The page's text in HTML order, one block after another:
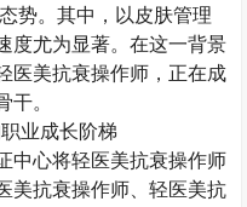
势。其中，以皮肤管理
度尤为显著。在这一背景
医美抗衰操作师，正在成
干。
业成长阶梯
中心将轻医美抗衰操作师
美抗衰操作师、轻医美抗